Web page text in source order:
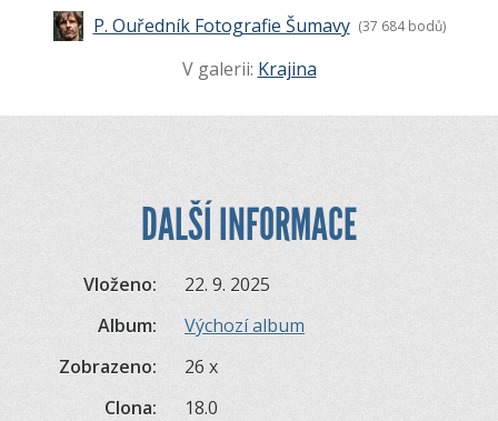
P. Ouředník Fotografie Šumavy (37 684 bodů)
V galerii: Krajina
DALŠÍ INFORMACE
Vloženo:
22. 9. 2025
Album:
Výchozí album
Zobrazeno:
26 x
Clona:
18.0